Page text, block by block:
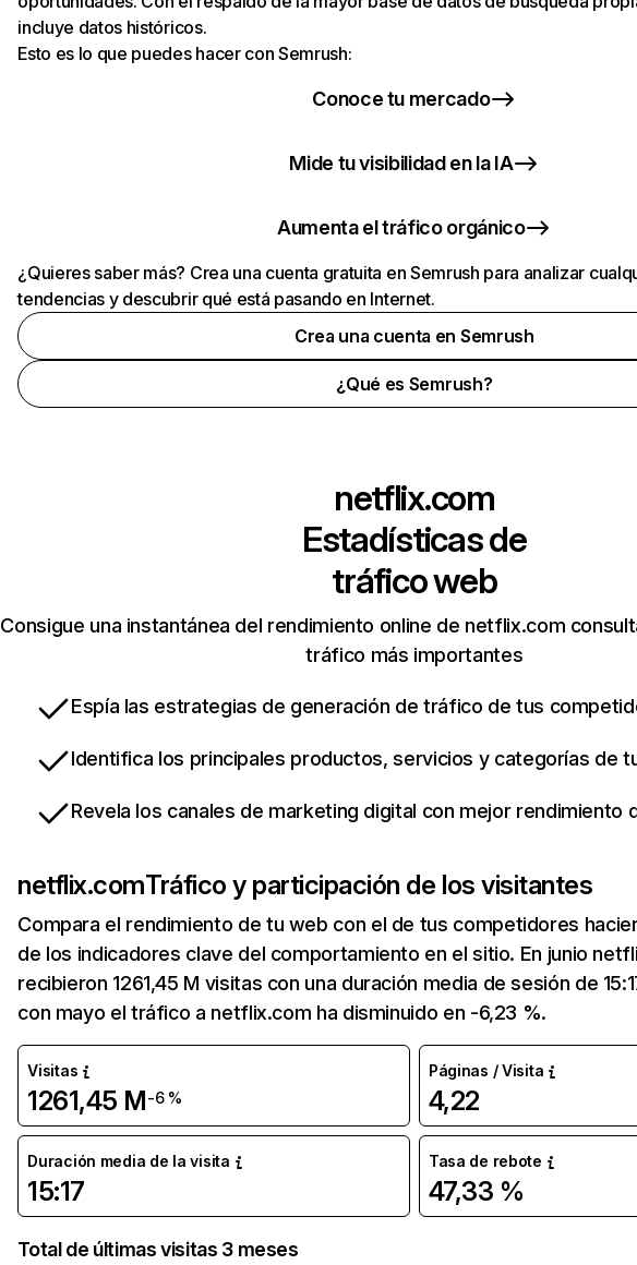
incluye datos históricos.
Esto es lo que puedes hacer con Semrush:
Conoce tu mercado
Mide tu visibilidad en la IA
Aumenta el tráfico orgánico
¿Quieres saber más? Crea una cuenta gratuita en Semrush para analizar
tendencias y descubrir qué está pasando en Internet.
Crea una cuenta en Semrush
¿Qué es Semrush?
netflix.com
Estadísticas de
tráfico web
Consigue una instantánea del rendimiento online de netflix.com
tráfico más importantes
Espía las estrategias de generación de tráfico de tus
Identifica los principales productos, servicios y categorías de
Revela los canales de marketing digital con mejor rendimiento
netflix.comTráfico y participación de los visitantes
Compara el rendimiento de tu web con el de tus competidores
de los indicadores clave del comportamiento en el sitio. En junio
recibieron 1261,45 M visitas con una duración media de sesión de
con mayo el tráfico a netflix.com ha disminuido en -6,23 %.
Visitas
1261,45 M-6 %
Páginas / Visita
4,22
Duración media de la visita
15:17
Tasa de rebote
47,33 %
Total de últimas visitas 3 meses